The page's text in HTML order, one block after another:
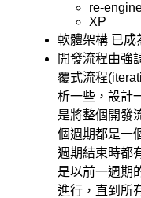
re-
XP
軟體架構 已成
開發流程由強
覆式流程
析一些，設計
是將整個開發
個週期都是一
週期結束時都
是以前一週期
進行，直到所